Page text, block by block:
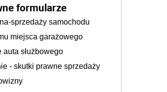
formularze
sprzedaży samochodu
miejsca garażowego
auta służbowego
- skutki prawne sprzedaży